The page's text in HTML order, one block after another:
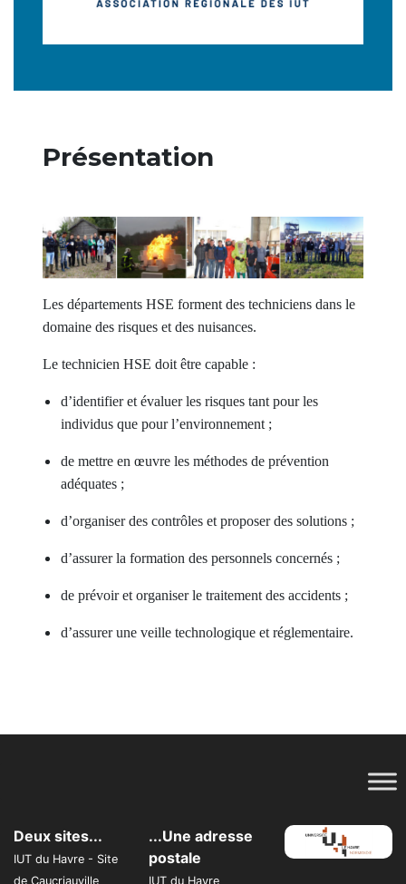
Présentation
Les départements HSE forment des techniciens dans le
domaine des risques et des nuisances.
Le technicien HSE doit être capable :
d’identifier et évaluer les risques tant pour les
individus que pour l’environnement ;
de mettre en œuvre les méthodes de prévention
adéquates ;
d’organiser des contrôles et proposer des solutions ;
d’assurer la formation des personnels concernés ;
de prévoir et organiser le traitement des accidents ;
d’assurer une veille technologique et réglementaire.
Deux sites...
IUT du Havre - Site
de Caucriauville
...Une adresse
postale
IUT du Havre